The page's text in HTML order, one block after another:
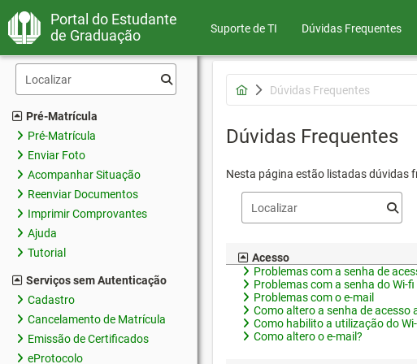
Portal do Estudante
de Graduação
Suporte de TI Dúvidas Frequentes
Pré-Matrícula
Pré-Matrícula
Enviar Foto
Acompanhar Situação
Reenviar Documentos
Imprimir Comprovantes
Ajuda
Tutorial
Serviços sem Autenticação
Cadastro
Cancelamento de Matrícula
Emissão de Certificados
eProtocolo
Dúvidas Frequentes
Dúvidas Frequentes
Nesta página estão listadas dúvidas
Acesso
Problemas com a senha de
Problemas com a senha do Wi-fi
Problemas com o e-mail
Como altero a senha de acesso
Como habilito a utilização do
Como altero o e-mail?